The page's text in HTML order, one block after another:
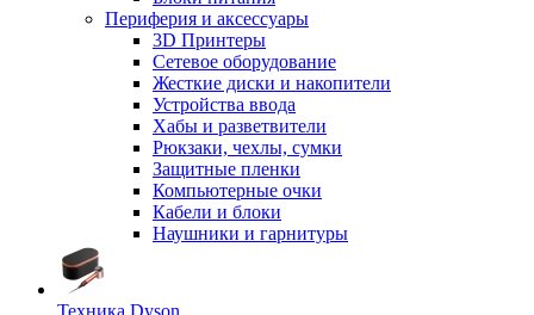
Периферия и аксессуары
3D Принтеры
Сетевое оборудование
Жесткие диски и накопители
Устройства ввода
Хабы и разветвители
Рюкзаки, чехлы, сумки
Защитные пленки
Компьютерные очки
Кабели и блоки
Наушники и гарнитуры
Техника Dyson